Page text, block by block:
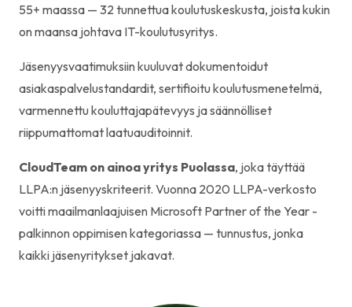
55+ maassa — 32 tunnettua koulutuskeskusta, joista kukin
on maansa johtava IT-koulutusyritys.
Jäsenyysvaatimuksiin kuuluvat dokumentoidut
asiakaspalvelustandardit, sertifioitu koulutusmenetelmä,
varmennettu kouluttajapätevyys ja säännölliset
riippumattomat laatuauditoinnit.
CloudTeam on ainoa yritys Puolassa, joka täyttää
LLPA:n jäsenyyskriteerit. Vuonna 2020 LLPA-verkosto
voitti maailmanlaajuisen Microsoft Partner of the Year -
palkinnon oppimisen kategoriassa — tunnustus, jonka
kaikki jäsenyritykset jakavat.